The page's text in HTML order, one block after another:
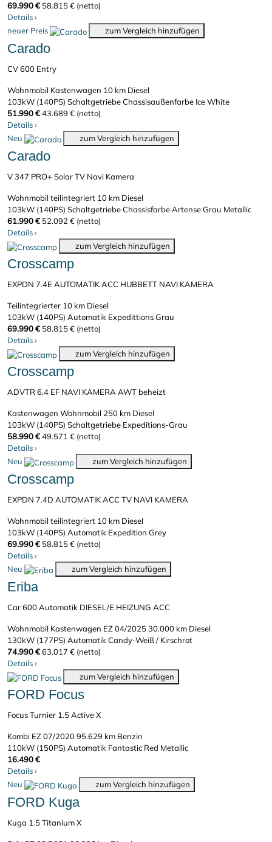
69.990 € 58.815 € (netto)
Details›
neuer Preis
zum Vergleich hinzufügen
Carado
CV 600 Entry
Wohnmobil Kastenwagen 10 km Diesel
103kW (140PS) SchaltgetriebeChassisaußenfarbe Ice White
51.990 €43.689 € (netto)
Details›
Neu
zum Vergleich hinzufügen
Carado
V 347 PRO+ Solar TV Navi Kamera
Wohnmobil teilintegriert 10 km Diesel
103kW (140PS) SchaltgetriebeChassisfarbe Artense Grau Metallic
61.990 € 52.092 € (netto)
Details›
zum Vergleich hinzufügen
Crosscamp
EXPDN 7.4E AUTOMATIK ACC HUBBETT NAVI KAMERA
Teilintegrierter 10 km Diesel
103kW (140PS) Automatik Expedittions Grau
69.990 € 58.815 € (netto)
Details›
zum Vergleich hinzufügen
Crosscamp
ADVTR 6.4 EF NAVI KAMERA AWT beheizt
Kastenwagen Wohnmobil 250 km Diesel
103kW (140PS) Schaltgetriebe Expeditions-Grau
58.990 €49.571 € (netto)
Details›
Neu
zum Vergleich hinzufügen
Crosscamp
EXPDN 7.4D AUTOMATIK ACC TV NAVI KAMERA
Wohnmobil teilintegriert 10 km Diesel
103kW (140PS) Automatik Expedition Grey
69.990 € 58.815 € (netto)
Details›
Neu
zum Vergleich hinzufügen
Eriba
Car 600 Automatik DIESEL/E HEIZUNG ACC
Wohnmobil Kastenwagen EZ 04/202530.000 km Diesel
130kW (177PS) AutomatikCandy-Weiß / Kirschrot
74.990 €63.017 € (netto)
Details›
zum Vergleich hinzufügen
FORD Focus
Focus Turnier 1.5 Active X
Kombi EZ 07/202095.629 km Benzin
110kW (150PS) Automatik Fantastic Red Metallic
16.490 €
Details›
Neu
zum Vergleich hinzufügen
FORD Kuga
Kuga 1.5 Titanium X